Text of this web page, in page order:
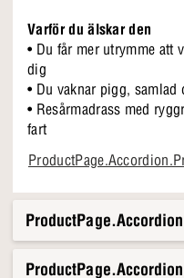
Varför du älskar den
• Du får mer utrymme att
dig
• Du vaknar pigg,
• Resårmadrass med
fart
Ben och sänggavel som
välja exakt det utseende
Lyx i lager
Inuti hittar du alla de bra
lager med Hyper Soft-
dig exakt där du behöver